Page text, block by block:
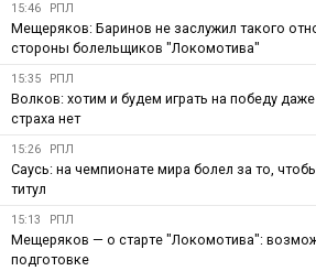
15:46 РПЛ
Мещеряков: Баринов не заслужил такого
стороны болельщиков "Локомотива"
15:35 РПЛ
Волков: хотим и будем играть на победу
страха нет
15:26 РПЛ
Саусь: на чемпионате мира болел за то,
титул
15:13 РПЛ
Мещеряков — о старте "Локомотива":
подготовке